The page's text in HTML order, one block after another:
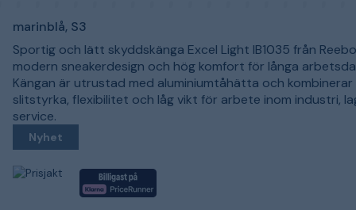
marinblå, S3
Sportig och lätt skyddskänga Excel Light IB1035 från
modern sneakerdesign och hög komfort för långa
Kängan är utrustad med aluminiumtåhätta och kombinerar
slitstyrka, flexibilitet och låg vikt för arbete inom industri,
service.
Nyhet